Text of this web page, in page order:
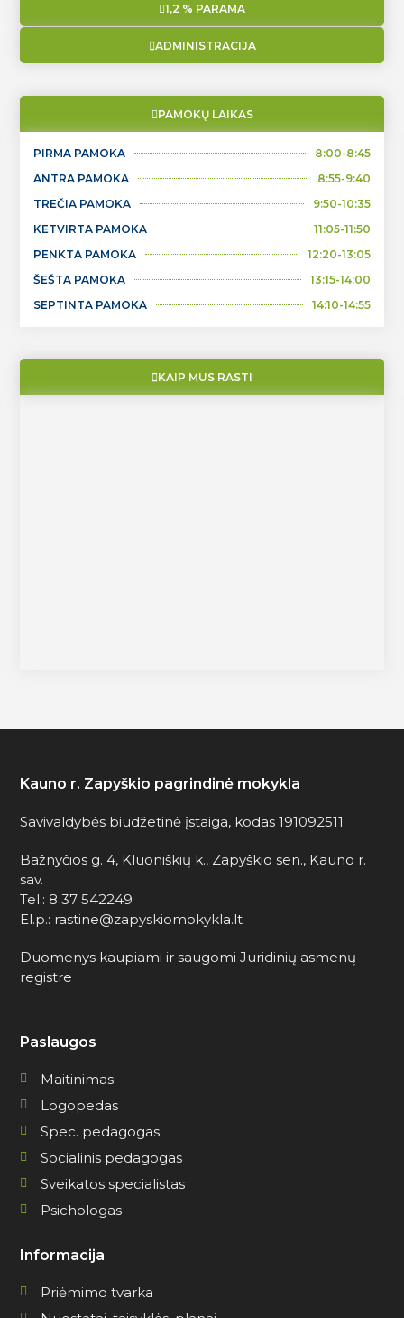
1,2 % PARAMA
ADMINISTRACIJA
PAMOKŲ LAIKAS
PIRMA PAMOKA
8:00-8:45
ANTRA PAMOKA
8:55-9:40
TREČIA PAMOKA
9:50-10:35
KETVIRTA PAMOKA
11:05-11:50
PENKTA PAMOKA
12:20-13:05
ŠEŠTA PAMOKA
13:15-14:00
SEPTINTA PAMOKA
14:10-14:55
KAIP MUS RASTI
Kauno r. Zapyškio pagrindinė mokykla
Savivaldybės biudžetinė įstaiga, kodas 191092511
Bažnyčios g. 4, Kluoniškių k., Zapyškio sen., Kauno r.
sav.
Tel.: 8 37 542249
El.p.: rastine@zapyskiomokykla.lt
Duomenys kaupiami ir saugomi Juridinių asmenų
registre
Paslaugos
Maitinimas
Logopedas
Spec. pedagogas
Socialinis pedagogas
Sveikatos specialistas
Psichologas
Informacija
Priėmimo tvarka